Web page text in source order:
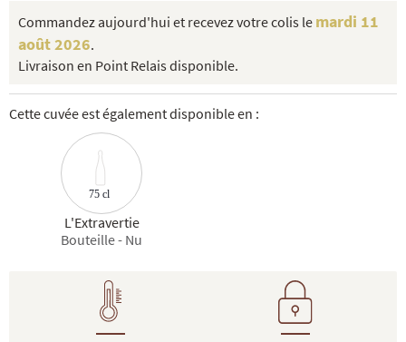
Commandez aujourd'hui et recevez votre colis le mardi 11
août 2026.
Livraison en Point Relais disponible.
Cette cuvée est également disponible en :
75 cl
L'Extravertie
Bouteille - Nu